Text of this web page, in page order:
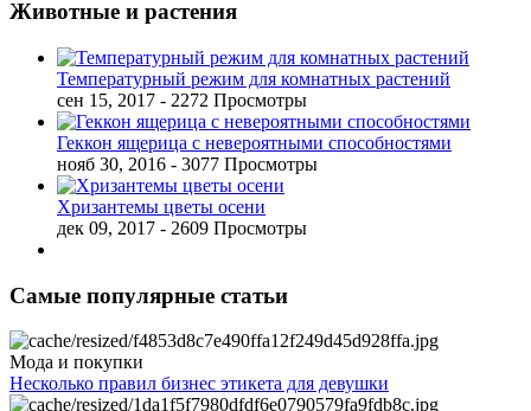
Животные и растения
Температурный режим для комнатных растений
сен 15, 2017 - 2272 Просмотры
Геккон ящерица с невероятными способностями
нояб 30, 2016 - 3077 Просмотры
Хризантемы цветы осени
дек 09, 2017 - 2609 Просмотры
Самые популярные статьи
Мода и покупки
Несколько правил бизнес этикета для девушки